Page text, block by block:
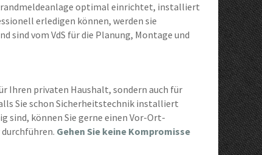
optimal einrichtet, installiert
erledigen können, werden sie
sind vom VdS für die Planung, Montage und
Ihren privaten Haushalt, sondern auch für
Sie schon Sicherheitstechnik installiert
sind, können Sie gerne einen Vor-Ort-
Gehen Sie keine Kompromisse